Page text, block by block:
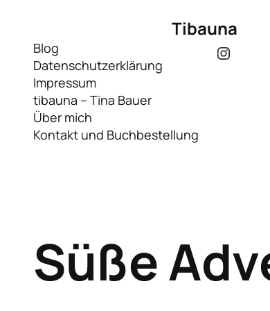
Tibauna
Blog
Datenschutzerklärung
Impressum
tibauna – Tina Bauer
Über mich
Kontakt und Buchbestellung
Instagram
Süße